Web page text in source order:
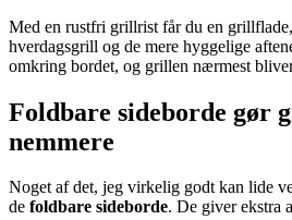
Med en rustfri grillrist får du en
hverdagsgrill og de mere hyggelige
omkring bordet, og grillen nærmest
Foldbare sideborde gør
nemmere
Noget af det, jeg virkelig godt kan lide
de foldbare sideborde. De giver ekstra